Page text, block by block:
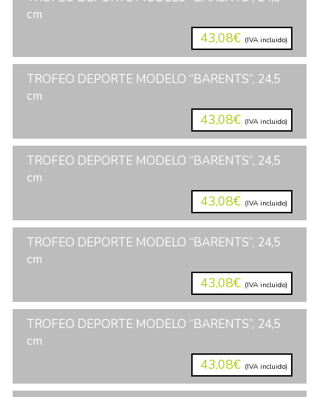
cm
43,08€ (IVA incluido)
TROFEO DEPORTE MODELO “BARENTS”, 24,5
cm
43,08€ (IVA incluido)
TROFEO DEPORTE MODELO “BARENTS”, 24,5
cm
43,08€ (IVA incluido)
TROFEO DEPORTE MODELO “BARENTS”, 24,5
cm
43,08€ (IVA incluido)
TROFEO DEPORTE MODELO “BARENTS”, 24,5
cm
43,08€ (IVA incluido)